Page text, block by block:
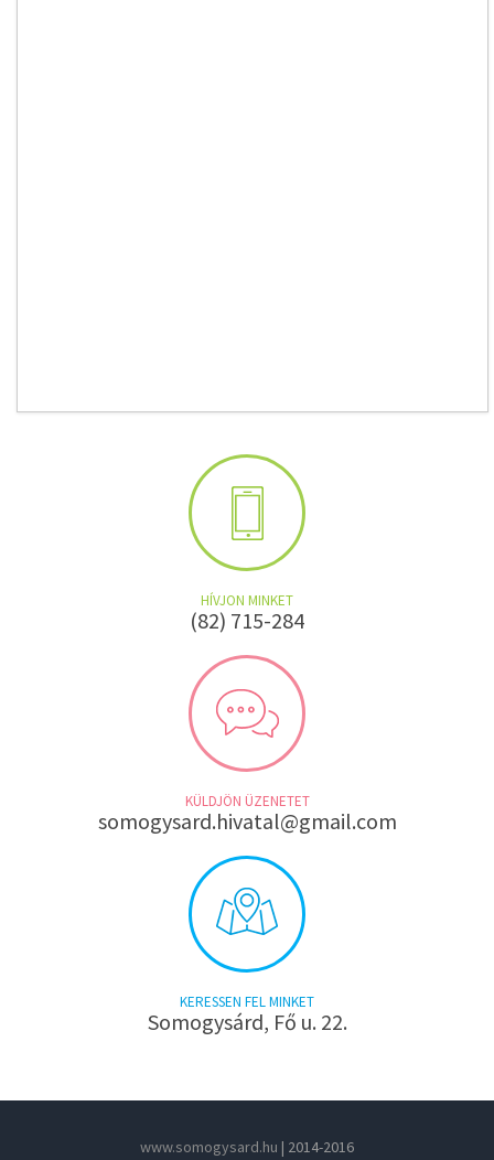
HÍVJON MINKET
(82) 715-284
KÜLDJÖN ÜZENETET
somogysard.hivatal@gmail.com
KERESSEN FEL MINKET
Somogysárd, Fő u. 22.
www.somogysard.hu | 2014-2016